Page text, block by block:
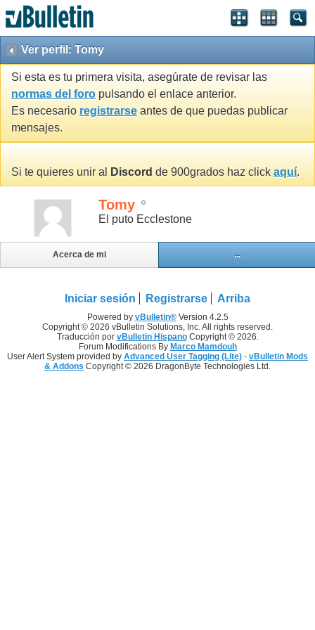
Ver perfil: Tomy
Si esta es tu primera visita, asegúrate de revisar las
normas del foro pulsando el enlace anterior.
Es necesario registrarse antes de que puedas publicar
mensajes.
Si te quieres unir al Discord de 900grados haz click aquí.
Tomy
El puto Ecclestone
Acerca de mi ...
Iniciar sesión Registrarse Arriba
Powered by vBulletin®Version 4.2.5
Copyright © 2026 vBulletin Solutions, Inc. All rights reserved.
Traducción por vBulletin HispanoCopyright © 2026.
Forum Modifications By Marco Mamdouh
User Alert System provided by Advanced User Tagging (Lite) - vBulletin Mods
& Addons Copyright © 2026 DragonByte Technologies Ltd.